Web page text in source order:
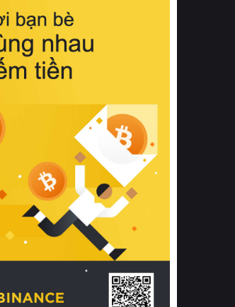
hồi chuẩn xác của phần đệm nâng đỡ
cột sống.
Bên cạnh đó, việc lựa chọn các dòng
sản phẩm đạt chuẩn chất lượng quốc
tế còn giúp ngăn ngừa tình trạng kích
khuẩn và nấm mốc trong điều kiện
thời tiết nóng ẩm. Bạn có thể tìm hiểu
thêm các nghiên cứu khoa học về tác
động của giấc ngủ và môi trường
phòng ngủ đối với sức khỏe con
người tại Sleep Foundation (External
Link) để có cái nhìn toàn diện hơn.
2. Các tiêu chí vàng khi lựa chọn
chăn ga gối đệm cao cấp cho phòng
ngủ
Để sở hữu một bộ chăn ga gối đệm
cao cấp hoàn hảo cả về thẩm mỹ lẫn
công năng, người tiêu dùng cần cân
nhắc kỹ lưỡng các tiêu chí quan trọng